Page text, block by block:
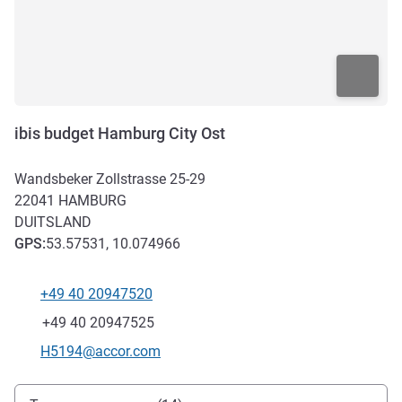
ibis budget Hamburg City Ost
Wandsbeker Zollstrasse 25-29
22041 HAMBURG
DUITSLAND
GPS:53.57531, 10.074966
Telefoon
+49 40 20947520
Fax
+49 40 20947525
E-mailadres voor contact
H5194@accor.com
Toegang en transport